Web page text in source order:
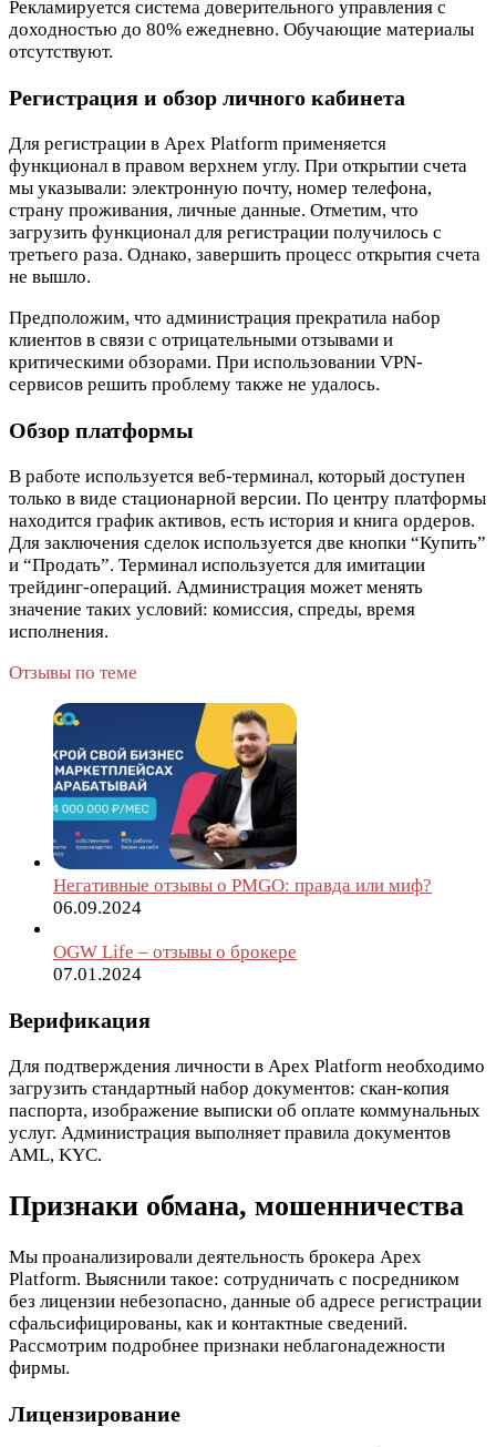
Рекламируется система доверительного управления с
доходностью до 80% ежедневно. Обучающие материалы
отсутствуют.
Регистрация и обзор личного кабинета
Для регистрации в Apex Platform применяется
функционал в правом верхнем углу. При открытии счета
мы указывали: электронную почту, номер телефона,
страну проживания, личные данные. Отметим, что
загрузить функционал для регистрации получилось с
третьего раза. Однако, завершить процесс открытия счета
не вышло.
Предположим, что администрация прекратила набор
клиентов в связи с отрицательными отзывами и
критическими обзорами. При использовании VPN-
сервисов решить проблему также не удалось.
Обзор платформы
В работе используется веб-терминал, который доступен
только в виде стационарной версии. По центру платформы
находится график активов, есть история и книга ордеров.
Для заключения сделок используется две кнопки “Купить”
и “Продать”. Терминал используется для имитации
трейдинг-операций. Администрация может менять
значение таких условий: комиссия, спреды, время
исполнения.
Отзывы по теме
Негативные отзывы о PMGO: правда или миф?
06.09.2024
OGW Life – отзывы о брокере
07.01.2024
Верификация
Для подтверждения личности в Apex Platform необходимо
загрузить стандартный набор документов: скан-копия
паспорта, изображение выписки об оплате коммунальных
услуг. Администрация выполняет правила документов
AML, KYC.
Признаки обмана, мошенничества
Мы проанализировали деятельность брокера Apex
Platform. Выяснили такое: сотрудничать с посредником
без лицензии небезопасно, данные об адресе регистрации
сфальсифицированы, как и контактные сведений.
Рассмотрим подробнее признаки неблагонадежности
фирмы.
Лицензирование